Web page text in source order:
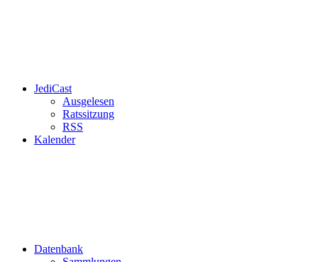
JediCast
Ausgelesen
Ratssitzung
RSS
Kalender
Datenbank